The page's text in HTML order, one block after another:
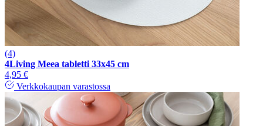
(4)
4Living Meea tabletti 33x45 cm
4,95 €
Verkkokaupan varastossa